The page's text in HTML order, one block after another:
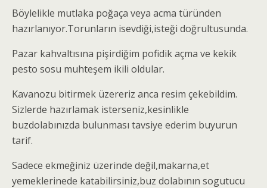
Böylelikle mutlaka poğaça veya acma türünden
hazırlanıyor.Torunların isevdiği,isteği doğrultusunda.
Pazar kahvaltısına pişirdiğim pofidik açma ve kekik
pesto sosu muhteşem ikili oldular.
Kavanozu bitirmek üzereriz anca resim çekebildim.
Sizlerde hazırlamak isterseniz,kesinlikle
buzdolabınızda bulunması tavsiye ederim buyurun
tarif.
Sadece ekmeğiniz üzerinde değil,makarna,et
yemeklerinede katabilirsiniz,buz dolabının sogutucu